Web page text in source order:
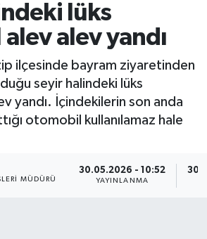
lüks
alev yandı
ilçesinde bayram ziyaretinden
seyir halindeki lüks
yandı. İçindekilerin son anda
otomobil kullanılamaz hale
MÜDÜRÜ
30.05.2026 - 10:52
YAYINLANMA